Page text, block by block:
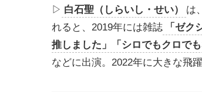
▷ 白石聖（しらいし・せい） は
れると、2019年には雑誌
「ゼク
推しました」「シロでもクロで
などに出演。2022年に大きな飛